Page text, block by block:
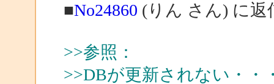
■No24860 (りん さん) に返
>>参照：
>>DBが更新されない・・